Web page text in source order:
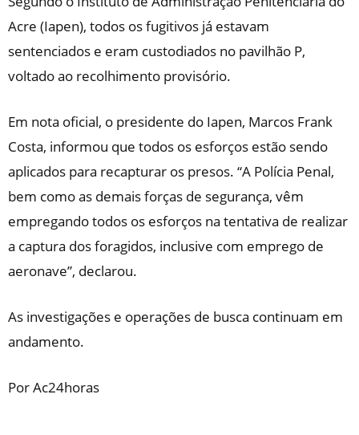
Acre (Iapen), todos os fugitivos já estavam
sentenciados e eram custodiados no pavilhão P,
voltado ao recolhimento provisório.
Em nota oficial, o presidente do Iapen, Marcos Frank
Costa, informou que todos os esforços estão sendo
aplicados para recapturar os presos. “A Polícia Penal,
bem como as demais forças de segurança, vêm
empregando todos os esforços na tentativa de realizar
a captura dos foragidos, inclusive com emprego de
aeronave”, declarou.
As investigações e operações de busca continuam em
andamento.
Por Ac24horas